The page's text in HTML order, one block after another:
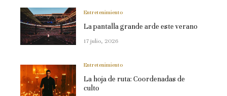
Entretenimiento
La pantalla grande arde este verano
17 julio, 2026
Entretenimiento
La hoja de ruta: Coordenadas de
culto